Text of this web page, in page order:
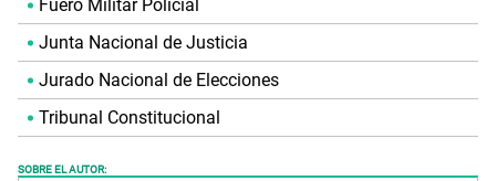
Fuero Militar Policial
Junta Nacional de Justicia
Jurado Nacional de Elecciones
Tribunal Constitucional
SOBRE EL AUTOR: